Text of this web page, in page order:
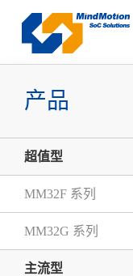
产品
超值型
MM32F 系列
MM32G 系列
主流型